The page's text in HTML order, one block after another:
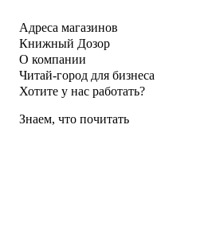
Адреса магазинов
Книжный Дозор
О компании
Читай-город для бизнеса
Хотите у нас работать?
Знаем, что почитать